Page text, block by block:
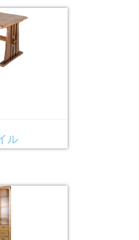
ル